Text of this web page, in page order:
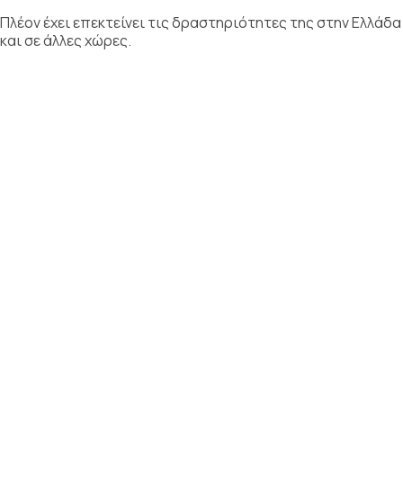
Πλέον έχει επεκτείνει τις δραστηριότητες της στην Ελλάδα
και σε άλλες χώρες.